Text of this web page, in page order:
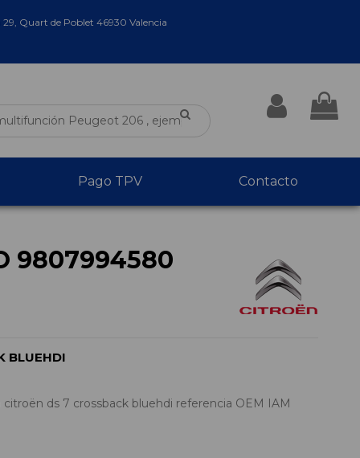
29, Quart de Poblet 46930 Valencia
Pago TPV Contacto
9807994580
BLUEHDI
ds 7 crossback bluehdi referencia OEM IAM